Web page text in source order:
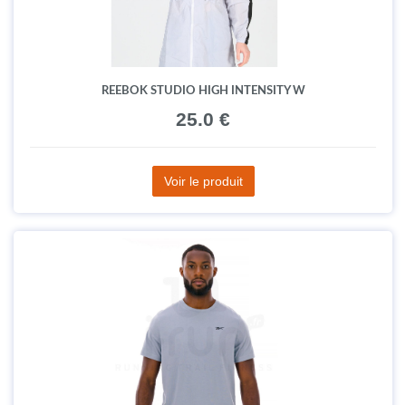
REEBOK STUDIO HIGH INTENSITY W
25.0 €
Voir le produit